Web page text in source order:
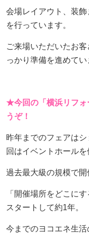
会場レイアウト、装
を行っています。
ご来場いただいたお
っかり準備を進めてい
★今回の「横浜リフォ
うぞ！
昨年までのフェアは
回はイベントホールを
過去最大級の規模で開
「開催場所をどこに
スタートして約1年。
今までのヨコエネ生